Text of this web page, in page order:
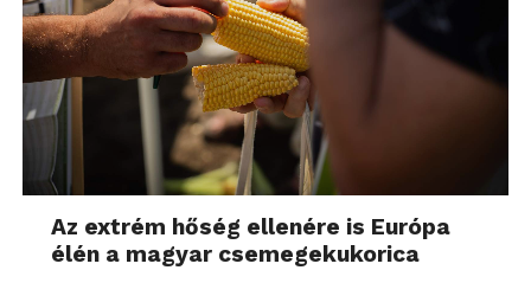
Az extrém hőség ellenére is Európa
élén a magyar csemegekukorica